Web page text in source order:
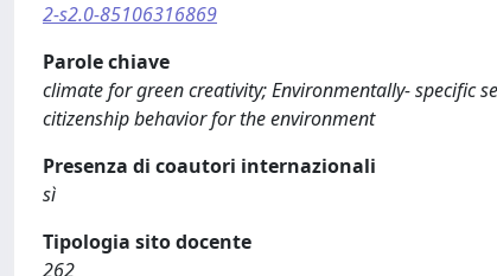
2-s2.0-85106316869
Parole chiave
climate for green creativity; Environmentally- specific
citizenship behavior for the environment
Presenza di coautori internazionali
sì
Tipologia sito docente
262